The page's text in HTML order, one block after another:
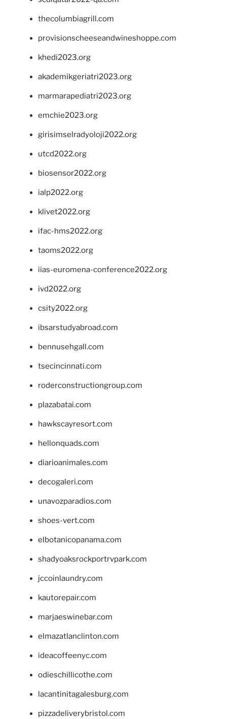
thecolumbiagrill.com
provisionscheeseandwineshoppe.com
khedi2023.org
akademikgeriatri2023.org
marmarapediatri2023.org
emchie2023.org
girisimselradyoloji2022.org
utcd2022.org
biosensor2022.org
ialp2022.org
klivet2022.org
ifac-hms2022.org
taoms2022.org
iias-euromena-conference2022.org
ivd2022.org
csity2022.org
ibsarstudyabroad.com
bennusehgall.com
tsecincinnati.com
roderconstructiongroup.com
plazabatai.com
hawkscayresort.com
hellonquads.com
diarioanimales.com
decogaleri.com
unavozparadios.com
shoes-vert.com
elbotanicopanama.com
shadyoaksrockportrvpark.com
jccoinlaundry.com
kautorepair.com
marjaeswinebar.com
elmazatlanclinton.com
ideacoffeenyc.com
odieschillicothe.com
lacantinitagalesburg.com
pizzadeliverybristol.com